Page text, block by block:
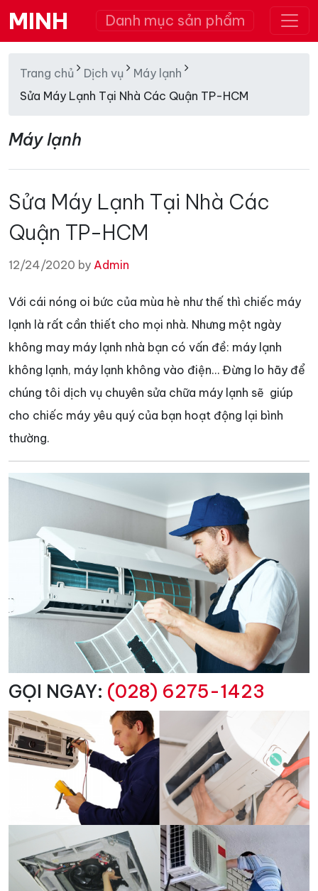
MINH Danh mục sản phẩm
Trang chủ Dịch vụ
Máy lạnh
Sửa Máy Lạnh Tại Nhà Các Quận TP-HCM
Máy lạnh
Sửa Máy Lạnh Tại Nhà Các
Quận TP-HCM
12/24/2020 by Admin
Với cái nóng oi bức của mùa hè như thế thì chiếc máy
lạnh là rất cần thiết cho mọi nhà. Nhưng một ngày
không may máy lạnh nhà bạn có vấn đề: máy lạnh
không lạnh, máy lạnh không vào điện… Đừng lo hãy để
chúng tôi dịch vụ chuyên sửa chữa máy lạnh sẽ giúp
cho chiếc máy yêu quý của bạn hoạt động lại bình
thường.
GỌI NGAY: (028) 6275-1423